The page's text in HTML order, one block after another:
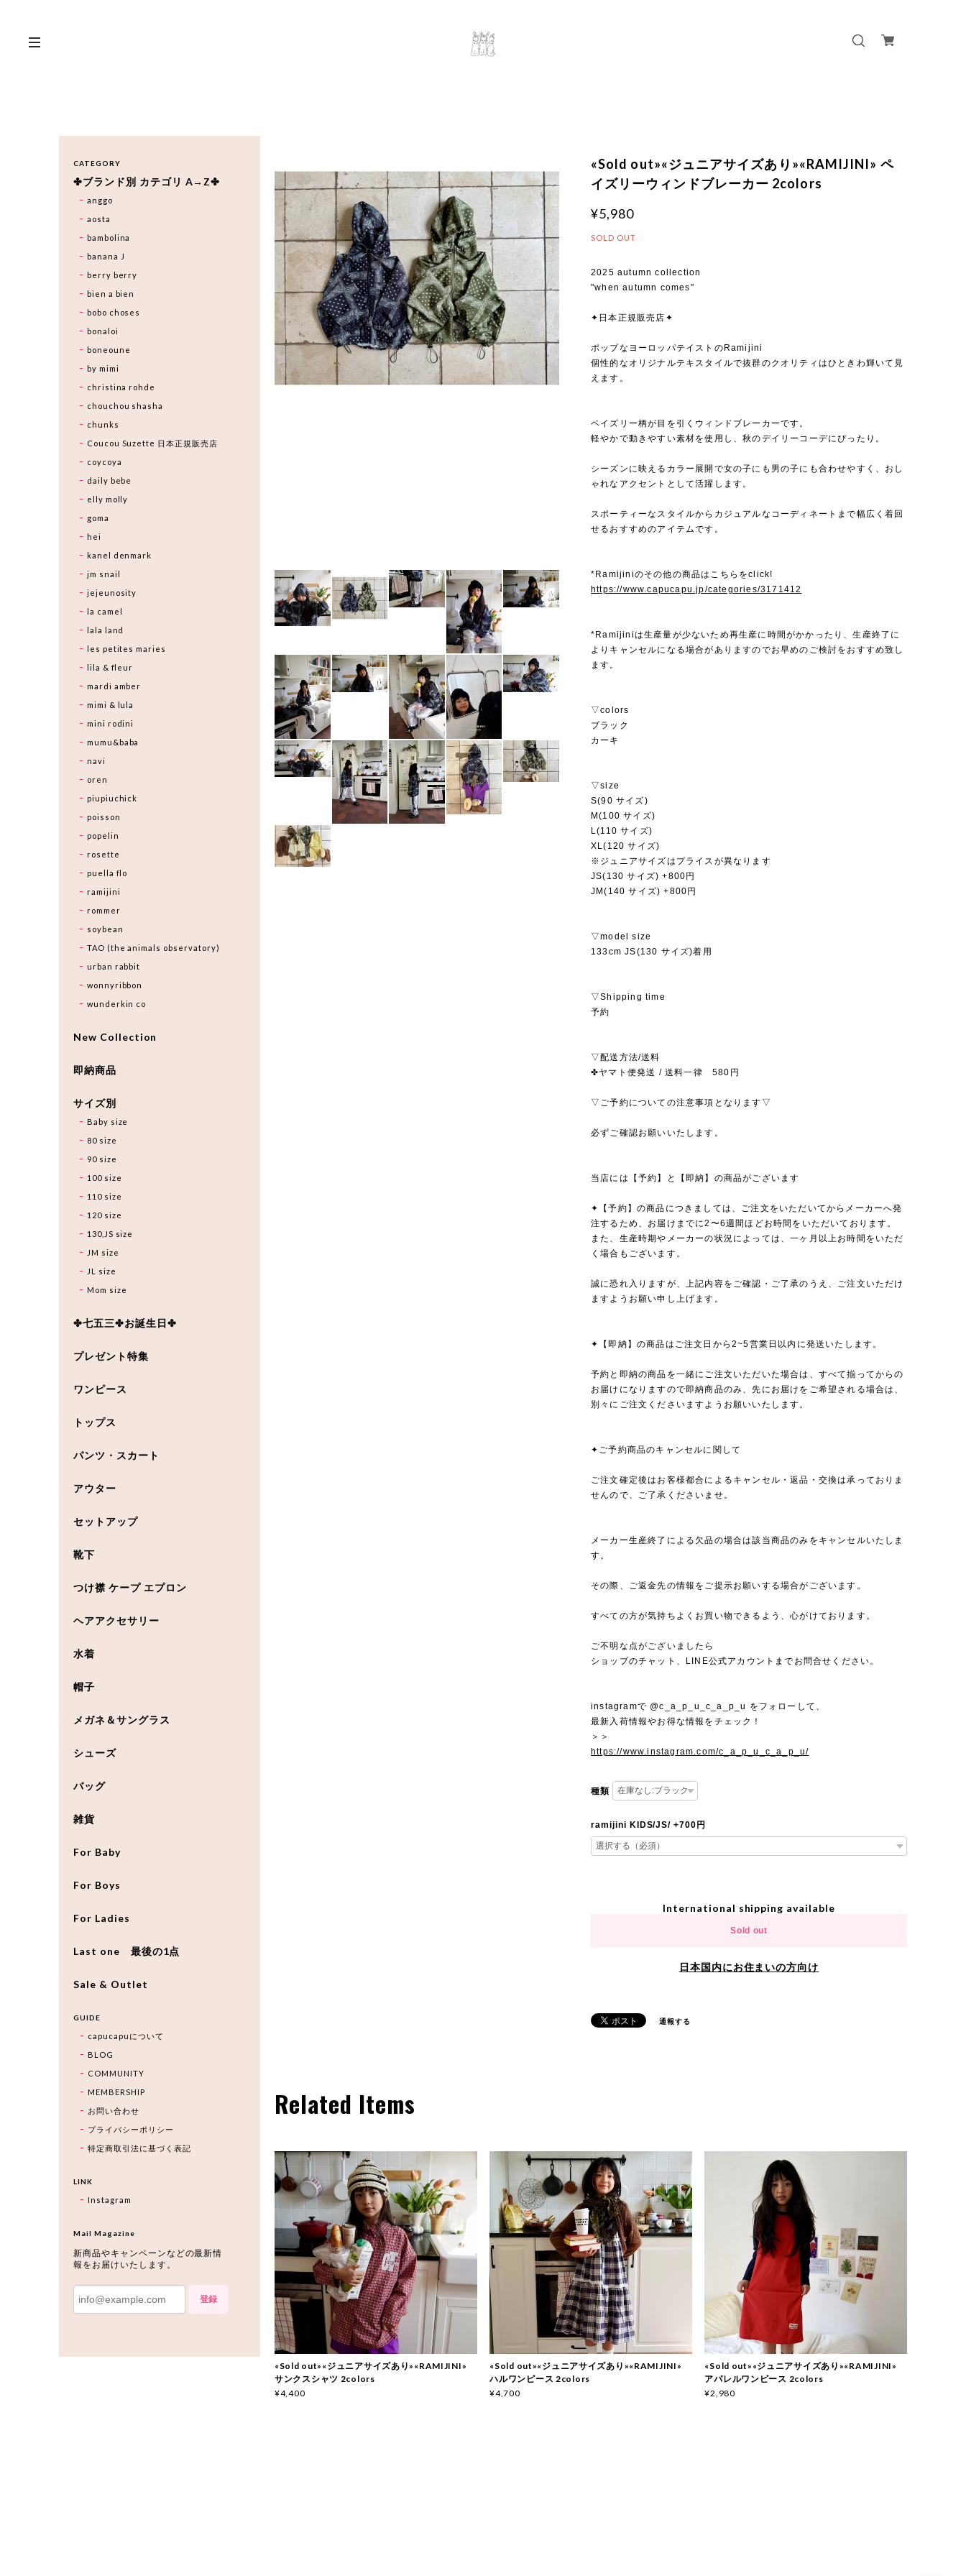
«Sold out»«ジュニアサイズあり»«RAMIJINI» ペ
イズリーウィンドブレーカー 2colors
¥5,980
SOLD OUT
2025 autumn collection
"when autumn comes"
✦日本正規販売店✦
ポップなヨーロッパテイストのRamijini
個性的なオリジナルテキスタイルで抜群のクオリティはひときわ輝いて見
えます。
ペイズリー柄が目を引くウィンドブレーカーです。
軽やかで動きやすい素材を使用し、秋のデイリーコーデにぴったり。
シーズンに映えるカラー展開で女の子にも男の子にも合わせやすく、おし
ゃれなアクセントとして活躍します。
スポーティーなスタイルからカジュアルなコーディネートまで幅広く着回
せるおすすめのアイテムです。
*Ramijiniのその他の商品はこちらをclick!
https://www.capucapu.jp/categories/3171412
*Ramijiniは生産量が少ないため再生産に時間がかかったり、生産終了に
よりキャンセルになる場合がありますのでお早めのご検討をおすすめ致し
ます。
▽colors
ブラック
カーキ
▽size
S(90 サイズ)
M(100 サイズ)
L(110 サイズ)
XL(120 サイズ)
※ジュニアサイズはプライスが異なります
JS(130 サイズ) +800円
JM(140 サイズ) +800円
▽model size
133cm JS(130 サイズ)着用
▽Shipping time
予約
▽配送方法/送料
✤ヤマト便発送 / 送料一律 580円
▽ご予約についての注意事項となります▽
必ずご確認お願いいたします。
当店には【予約】と【即納】の商品がございます
✦【予約】の商品につきましては、ご注文をいただいてからメーカーへ発
注するため、お届けまでに2〜6週間ほどお時間をいただいております。
また、生産時期やメーカーの状況によっては、一ヶ月以上お時間をいただ
く場合もございます。
誠に恐れ入りますが、上記内容をご確認・ご了承のうえ、ご注文いただけ
ますようお願い申し上げます。
✦【即納】の商品はご注文日から2~5営業日以内に発送いたします。
予約と即納の商品を一緒にご注文いただいた場合は、すべて揃ってからの
お届けになりますので即納商品のみ、先にお届けをご希望される場合は、
別々にご注文くださいますようお願いいたします。
✦ご予約商品のキャンセルに関して
ご注文確定後はお客様都合によるキャンセル・返品・交換は承っておりま
せんので、ご了承くださいませ。
メーカー生産終了による欠品の場合は該当商品のみをキャンセルいたしま
す。
その際、ご返金先の情報をご提示お願いする場合がございます。
すべての方が気持ちよくお買い物できるよう、心がけております。
ご不明な点がございましたら
ショップのチャット、LINE公式アカウントまでお問合せください。
instagramで @c_a_p_u_c_a_p_u をフォローして、
最新入荷情報やお得な情報をチェック！
＞＞
https://www.instagram.com/c_a_p_u_c_a_p_u/
種類
ramijini KIDS/JS/ +700円
International shipping available
Sold out
日本国内にお住まいの方向け
通報する
Related Items
«Sold out»«ジュニアサイズあり»«RAMIJINI»
サンクスシャツ 2colors
¥4,400
«Sold out»«ジュニアサイズあり»«RAMIJINI»
ハルワンピース 2colors
¥4,700
«Sold out»«ジュニアサイズあり»«RAMIJINI»
アパレルワンピース 2colors
¥2,980
CATEGORY
✤ブランド別 カテゴリ A→Z✤
anggo
aosta
bambolina
banana J
berry berry
bien a bien
bobo choses
bonaloi
boneoune
by mimi
christina rohde
chouchou shasha
chunks
Coucou Suzette 日本正規販売店
coycoya
daily bebe
elly molly
goma
hei
kanel denmark
jm snail
jejeunosity
la camel
lala land
les petites maries
lila & fleur
mardi amber
mimi & lula
mini rodini
mumu&baba
navi
oren
piupiuchick
poisson
popelin
rosette
puella flo
ramijini
rommer
soybean
TAO (the animals observatory)
urban rabbit
wonnyribbon
wunderkin co
New Collection
即納商品
サイズ別
Baby size
80 size
90 size
100 size
110 size
120 size
130,JS size
JM size
JL size
Mom size
✤七五三✤お誕生日✤
プレゼント特集
ワンピース
トップス
パンツ・スカート
アウター
セットアップ
靴下
つけ襟 ケープ エプロン
ヘアアクセサリー
水着
帽子
メガネ＆サングラス
シューズ
バッグ
雑貨
For Baby
For Boys
For Ladies
Last one 最後の1点
Sale & Outlet
GUIDE
capucapuについて
BLOG
COMMUNITY
MEMBERSHIP
お問い合わせ
プライバシーポリシー
特定商取引法に基づく表記
LINK
Instagram
Mail Magazine
新商品やキャンペーンなどの最新情
報をお届けいたします。
登録